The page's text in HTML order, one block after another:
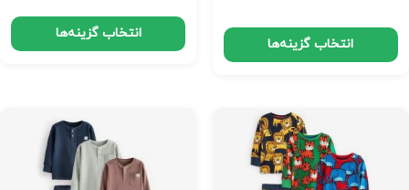
انتخاب گزینه‌ها
انتخاب گزینه‌ها